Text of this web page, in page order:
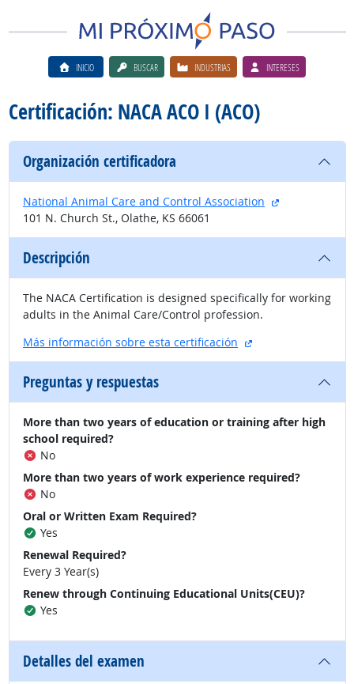
INICIO BUSCAR INDUSTRIAS INTERESES
Certificación: NACA ACO I (ACO)
Organización certificadora
National Animal Care and Control Association
sitio externo
101 N. Church St., Olathe, KS 66061
Descripción
The NACA Certification is designed specifically for working
adults in the Animal Care/Control profession.
Más información sobre esta certificación
sitio externo
Preguntas y respuestas
More than two years of education or training after high
school required?
No
More than two years of work experience required?
No
Oral or Written Exam Required?
Yes
Renewal Required?
Every 3 Year(s)
Renew through Continuing Educational Units(CEU)?
Yes
Detalles del examen